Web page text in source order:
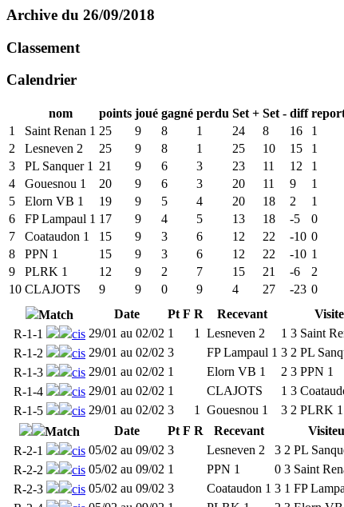
Archive du 26/09/2018
Classement
Calendrier
nom points joué gagné perdu Set + Set - diff
1
Saint Renan 1 25 9 8 1 24 8 16 1
2
Lesneven 2 25 9 8 1 25 10 15 1
3
PL Sanquer 1 21 9 6 3 23 11 12 1
4
Gouesnou 1 20 9 6 3 20 11 9 1
5
Elorn VB 1 19 9 5 4 20 18 2 1
6
FP Lampaul 1 17 9 4 5 13 18 -5 0
7
Coataudon 1 15 9 3 6 12 22 -10 0
8
PPN 1 15 9 3 6 12 22 -10 1
9
PLRK 1 12 9 2 7 15 21 -6 2
10 CLAJOTS 9 9 0 9 4 27 -23 0
Match
Date Pt F R Recevant
R-1-1
cis 29/01 au 02/02 1 1 Lesneven 2 1 3 Saint
R-1-2
cis 29/01 au 02/02 3 FP Lampaul 1 3 2 PL
R-1-3
cis 29/01 au 02/02 1 Elorn VB 1 2 3 PPN 1
R-1-4
cis 29/01 au 02/02 1 CLAJOTS 1 3
R-1-5
cis 29/01 au 02/02 3 1 Gouesnou 1 3 2 PLRK 1
Match
Date Pt F R Recevant
R-2-1
cis 05/02 au 09/02 3 Lesneven 2 3 2 PL
R-2-2
cis 05/02 au 09/02 1 PPN 1 0 3 Saint
R-2-3
cis 05/02 au 09/02 3 Coataudon 1 3 1 FP